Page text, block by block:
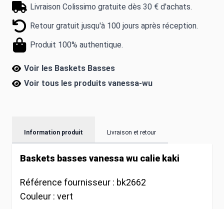
Livraison Colissimo gratuite dès 30 € d'achats.
Retour gratuit jusqu'à 100 jours après réception.
Produit 100% authentique.
Voir les Baskets Basses
Voir tous les produits vanessa-wu
Information produit Livraison et retour
Baskets basses vanessa wu calie kaki
Référence fournisseur : bk2662
Couleur : vert